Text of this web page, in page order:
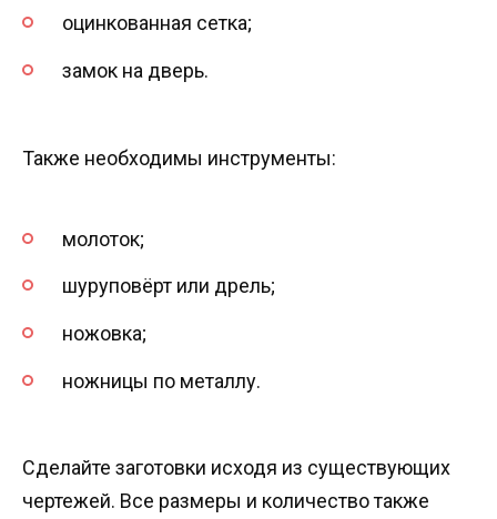
оцинкованная сетка;
замок на дверь.
Также необходимы инструменты:
молоток;
шуруповёрт или дрель;
ножовка;
ножницы по металлу.
Сделайте заготовки исходя из существующих
чертежей. Все размеры и количество также